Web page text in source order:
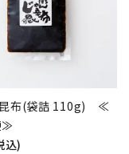
昆布(袋詰 110g) ≪
≫
込)